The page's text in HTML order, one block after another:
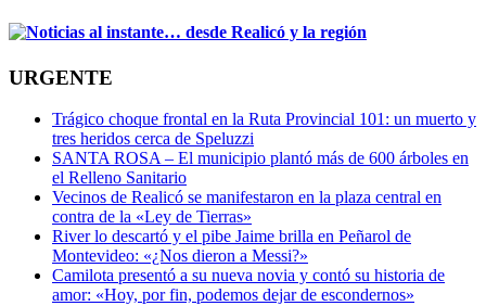
URGENTE
Trágico choque frontal en la Ruta Provincial 101: un muerto y
tres heridos cerca de Speluzzi
SANTA ROSA – El municipio plantó más de 600 árboles en
el Relleno Sanitario
Vecinos de Realicó se manifestaron en la plaza central en
contra de la «Ley de Tierras»
River lo descartó y el pibe Jaime brilla en Peñarol de
Montevideo: «¿Nos dieron a Messi?»
Camilota presentó a su nueva novia y contó su historia de
amor: «Hoy, por fin, podemos dejar de escondernos»